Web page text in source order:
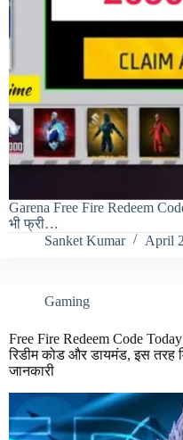
Garena Free Fire Redeem
भी फ्री…
Sanket Kumar
April
Gaming
Free Fire Redeem Code
रिडीम कोड और डायमंड, इस तरह
जानकारी